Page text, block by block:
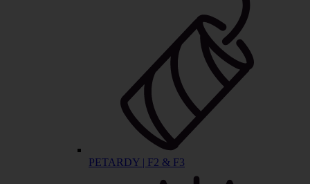
PETARDY | F2 & F3